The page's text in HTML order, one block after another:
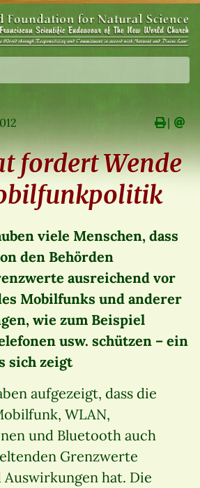
∣
fordert Wende
viele Menschen, dass
den Behörden
ausreichend vor
Mobilfunks und anderer
wie zum Beispiel
usw. schützen – ein
sich zeigt
aufgezeigt, dass die
WLAN,
und Bluetooth auch
Grenzwerte
hat. Die